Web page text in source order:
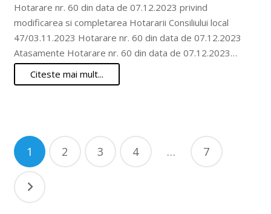
Hotarare nr. 60 din data de 07.12.2023 privind
modificarea si completarea Hotararii Consiliului local
47/03.11.2023 Hotarare nr. 60 din data de 07.12.2023
Atasamente Hotarare nr. 60 din data de 07.12.2023…
Citeste mai mult...
Navigare
în
articole
1 2 3 4 … 7